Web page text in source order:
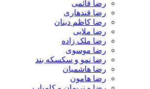
رضا قائمی
رضا قندهاری
رضا کاظم دینان
رضا ملایی
رضا ملک زاده
رضا موسوی
رضا نمو و سکسکه بند
رضا هاشمیان
رضا هامون